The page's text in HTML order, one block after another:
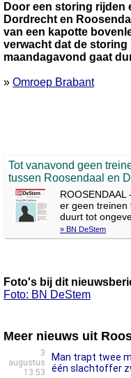
Door een storing rijden
Dordrecht en
van een kapotte
verwacht dat de
maandagavond gaat
» Omroep Brabant
Tot vanavond geen
tussen Roosendaal en
er geen treinen
duurt tot
» BN DeStem
Foto's bij dit
Foto: BN DeStem
Meer nieuws uit
3
augustus
13:53
Man trapt twee
één slachtoffer